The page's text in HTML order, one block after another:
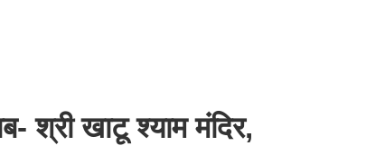
श्री खाटू श्याम मंदिर,